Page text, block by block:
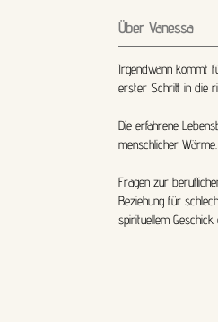
Über Vanessa
Irgendwann kommt
erster Schritt in die
Die erfahrene
menschlicher
Fragen zur
Beziehung für
spirituellem